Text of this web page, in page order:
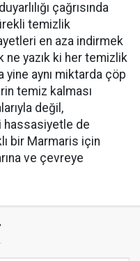
çağrısında
temizlik
en aza indirmek
ne yazık ki her temizlik
yine aynı miktarda çöp
temiz kalması
değil,
hassasiyetle de
bir Marmaris için
ve çevreye